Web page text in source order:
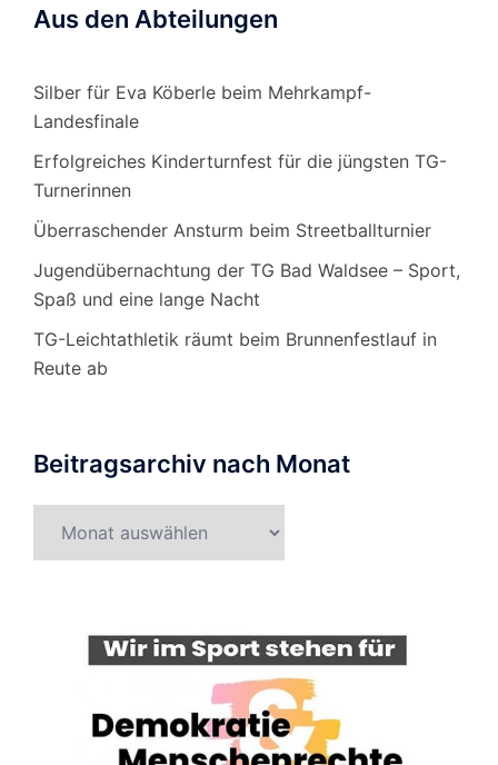
Aus den Abteilungen
Silber für Eva Köberle beim Mehrkampf-
Landesfinale
Erfolgreiches Kinderturnfest für die jüngsten TG-
Turnerinnen
Überraschender Ansturm beim Streetballturnier
Jugendübernachtung der TG Bad Waldsee – Sport,
Spaß und eine lange Nacht
TG-Leichtathletik räumt beim Brunnenfestlauf in
Reute ab
Beitragsarchiv nach Monat